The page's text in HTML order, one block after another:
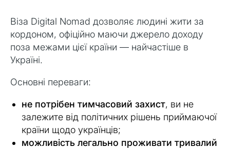
Віза Digital Nomad дозволяє людині жити за
кордоном, офіційно маючи джерело доходу
поза межами цієї країни — найчастіше в
Україні.
Основні переваги:
не потрібен тимчасовий захист, ви не
залежите від політичних рішень приймаючої
країни щодо українців;
можливість легально проживати тривалий